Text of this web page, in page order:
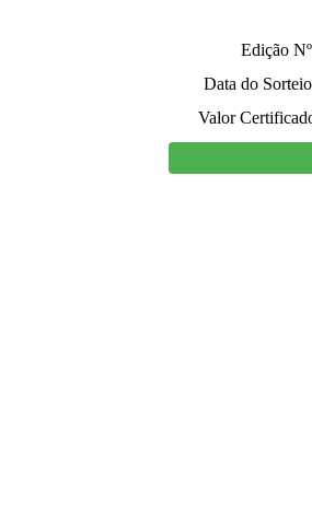
Edição
Data do
Valor